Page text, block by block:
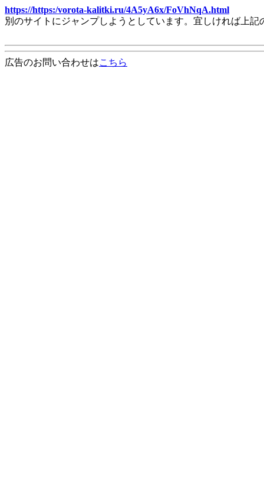
https://https:/vorota-kalitki.ru/4A5yA6x/FoVhNqA.html
別のサイトにジャンプしようとしています。宜しければ上
広告のお問い合わせはこちら